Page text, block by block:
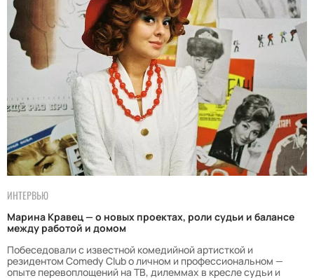
ИНТЕРВЬЮ
Марина Кравец — о новых проектах, роли судьи и балансе
между работой и домом
Побеседовали с известной комедийной артисткой и
резидентом Comedy Club о личном и профессиональном —
опыте перевоплощений на ТВ, дилеммах в кресле судьи и